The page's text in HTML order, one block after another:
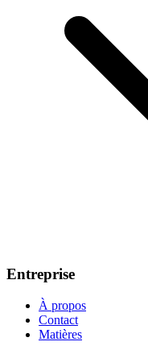
Entreprise
À propos
Contact
Matières